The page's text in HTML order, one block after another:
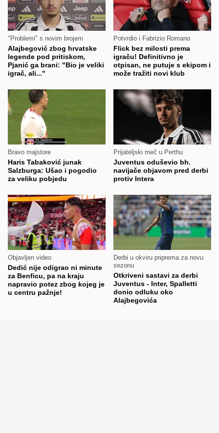
"Problemi" s novim brojem
Alajbegović zbog hrvatske
legende pod pritiskom,
Pjanić ga brani: "Bio je veliki
igrač, ali..."
Potvrdio i Fabrizio Romano
Flick bez milosti prema
igraču! Definitivno je
otpisan, ne putuje s ekipom i
može tražiti novi klub
Bravo majstore
Haris Tabaković junak
Salzburga: Ušao i pogodio
za veliku pobjedu
Prijateljski meč u Perthu
Juventus oduševio bh.
navijače objavom pred derbi
protiv Intera
Objavljen video
Dedić nije odigrao ni minute
za Benficu, pa na kraju
napravio potez zbog kojeg je
u centru pažnje!
Derbi u okviru priprema za novu
sezonu
Otkriveni sastavi za derbi
Juventus - Inter, Spalletti
donio odluku oko
Alajbegovića